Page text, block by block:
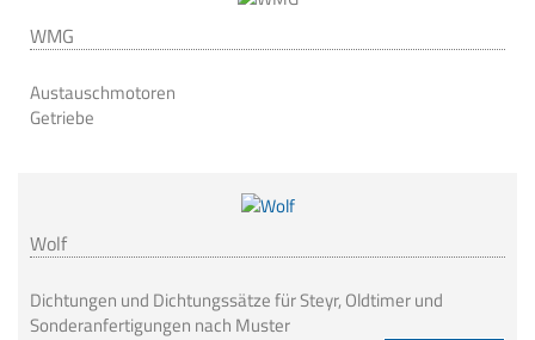
WMG
Austauschmotoren
Getriebe
Wolf
Dichtungen und Dichtungssätze für Steyr, Oldtimer und
Sonderanfertigungen nach Muster